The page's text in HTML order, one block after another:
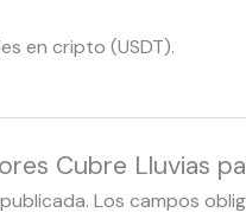
en cripto (USDT).
Cubre Lluvias
Los campos